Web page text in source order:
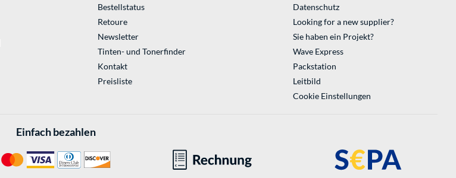
Bestellstatus
Retoure
Newsletter
Tinten- und Tonerfinder
Kontakt
Preisliste
Datenschutz
Looking for a new supplier?
Sie haben ein Projekt?
Wave Express
Packstation
Leitbild
Cookie Einstellungen
Einfach bezahlen